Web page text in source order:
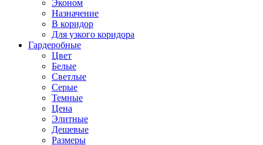
Эконом
Назначение
В коридор
Для узкого коридора
Гардеробные
Цвет
Белые
Светлые
Серые
Темные
Цена
Элитные
Дешевые
Размеры